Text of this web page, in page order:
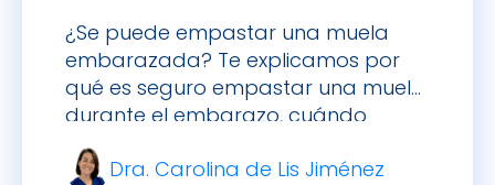
¿Se puede empastar una muela
embarazada? Te explicamos por
qué es seguro empastar una muela
durante el embarazo, cuándo
hacerlo y qué precauciones tomar
para cuidar de ti y tu bebé.
Dra. Carolina de Lis Jiménez